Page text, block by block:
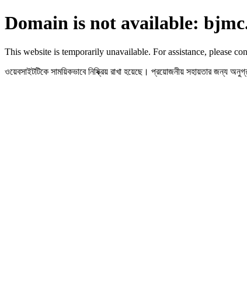
Domain is not available:
This website is temporarily unavailable. For assistance, please
ওয়েবসাইটটিকে সাময়িকভাবে নিষ্ক্রিয় রাখা হয়েছে। প্রয়োজনীয় সহায়তার জন্য